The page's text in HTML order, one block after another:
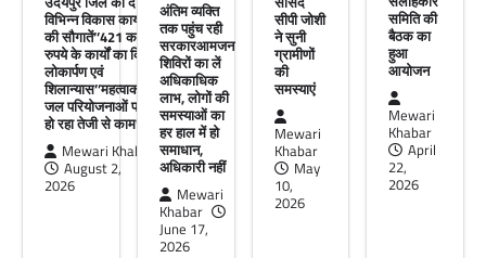
Share
UDAIPUR CITY NEWS
दूरसंचार सलाहकार समिति की बैठक का
हुआ आयोजन
Mewari Khabar April 22, 2026
मेवाड़ी खबर@उदयपुर।दूर संचार सलाहकार समिति की
बैठक बुधवार को भारत संचार निगम लिमिटेड बीएसएनएल
विभिन्न विकास कार्यों
की सौगातें’’421 करोड़
रुपये के कार्यों का किया
लोकार्पण एवं
शिलान्यास’’महत्वाकांक्षी
जल परियोजनाओं पर
हो रहा तेजी से काम’
Mewari Khabar
August 2,
2026
अंतिम व्यक्ति
तक पहुंच रही
सरकारआमजन
शिविरों का लें
अधिकाधिक
लाभ, लोगों की
समस्याओं का
हर हाल में हो
समाधान,
अधिकारी नहीं
Mewari
Khabar
June 17,
2026
सीपी जोशी
ने सुनी
ग्रामीणों
की
समस्याएं
Mewari
Khabar
May
10,
2026
समिति की
बैठक का
हुआ
आयोजन
Mewari
Khabar
April
22,
2026